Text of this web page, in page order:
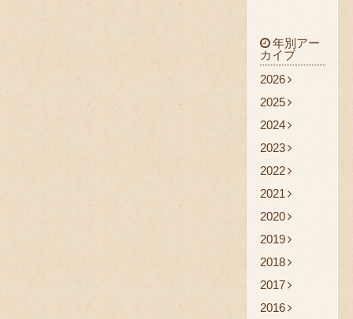
年別アー
カイブ
2026
2025
2024
2023
2022
2021
2020
2019
2018
2017
2016